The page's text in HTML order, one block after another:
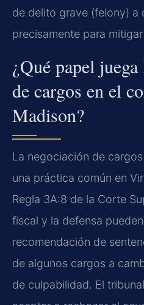
de delito grave (felony) a
precisamente para
¿Qué papel
de cargos en el
Madison?
La negociación de
una práctica común en
Regla 3A:8 de la Corte
fiscal y la defensa
recomendación de
de algunos cargos a
de culpabilidad. El